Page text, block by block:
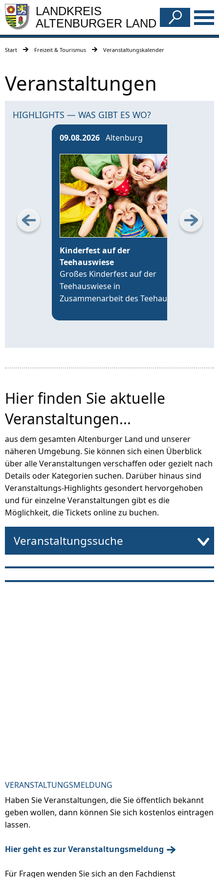
LANDKREIS
ALTENBURGER LAND
Start Freizeit & Tourismus Veranstaltungskalender
Veranstaltungen
HIGHLIGHTS — WAS GIBT ES WO?
09.08.2026 Altenburg
Kinderfest auf der
Teehauswiese
Großes Kinderfest auf der
Teehauswiese in
Zusammenarbeit des Teehaus
der VR-Bank Altenburger Land,
und über 20 Vereinen der Region.
Hier finden Sie aktuelle
Veranstaltungen...
aus dem gesamten Altenburger Land und unserer
näheren Umgebung. Sie können sich einen Überblick
über alle Veranstaltungen verschaffen oder gezielt nach
Details oder Kategorien suchen. Darüber hinaus sind
Veranstaltungs-Highlights gesondert hervorgehoben
und für einzelne Veranstaltungen gibt es die
Möglichkeit, die Tickets online zu buchen.
Veranstaltungssuche
VERANSTALTUNGSMELDUNG
Haben Sie Veranstaltungen, die Sie öffentlich bekannt
geben wollen, dann können Sie sich kostenlos eintragen
lassen.
Hier geht es zur Veranstaltungsmeldung
Für Fragen wenden Sie sich an den Fachdienst